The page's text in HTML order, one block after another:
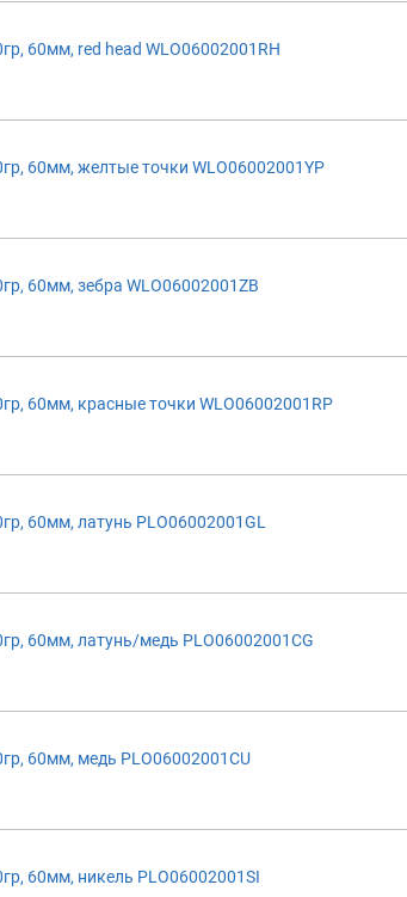
60мм, red head WLO06002001RH
60мм, желтые точки WLO06002001YP
60мм, зебра WLO06002001ZB
60мм, красные точки WLO06002001RP
60мм, латунь PLO06002001GL
60мм, латунь/медь PLO06002001CG
60мм, медь PLO06002001CU
60мм, никель PLO06002001SI